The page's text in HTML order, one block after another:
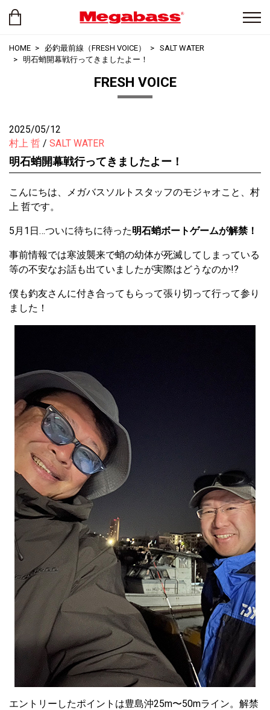
HOME 必釣最前線（FRESH VOICE）
SALT WATER
明石蛸開幕戦行ってきましたよー！
FRESH VOICE
2025/05/12
村上 哲
SALT WATER
明石蛸開幕戦行ってきましたよー！
こんにちは、メガバスソルトスタッフのモジャオこと、村
上 哲です。
5月1日…ついに待ちに待った明石蛸ボートゲームが解禁！
事前情報では寒波襲来で蛸の幼体が死滅してしまっている
等の不安なお話も出ていましたが実際はどうなのか!?
僕も釣友さんに付き合ってもらって張り切って行って参り
ました！
エントリーしたポイントは豊島沖25m〜50mライン。解禁